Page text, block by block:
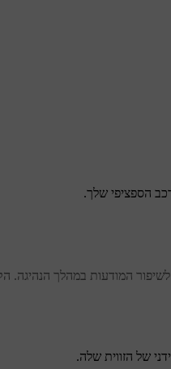
הספציפי שלך.
המודעות במהלך הנהיגה.
של הזווית שלה.